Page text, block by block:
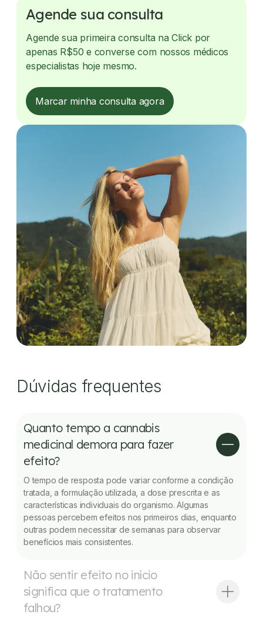
Agende sua consulta
Agende sua primeira consulta na Click por
apenas R$50 e converse com nossos médicos
especialistas hoje mesmo.
Marcar minha consulta agora
Dúvidas frequentes
Quanto tempo a cannabis
medicinal demora para fazer
efeito?
O tempo de resposta pode variar conforme a condição
tratada, a formulação utilizada, a dose prescrita e as
características individuais do organismo. Algumas
pessoas percebem efeitos nos primeiros dias, enquanto
outras podem necessitar de semanas para observar
benefícios mais consistentes.
Não sentir efeito no início
significa que o tratamento
falhou?